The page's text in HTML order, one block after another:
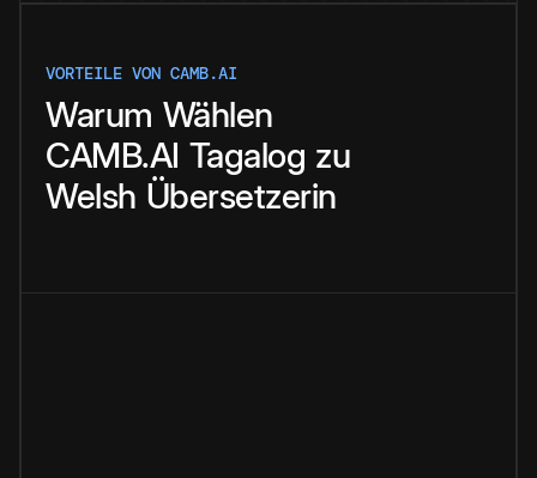
VORTEILE VON CAMB.AI
Warum Wählen
CAMB.AI Tagalog zu
Welsh Übersetzerin